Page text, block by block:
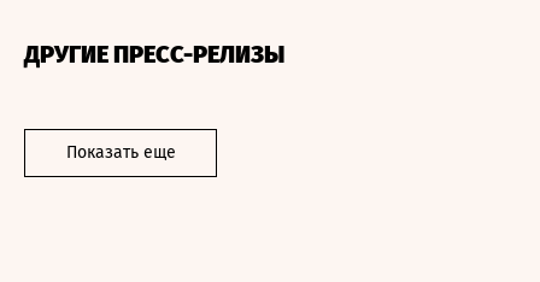
ДРУГИЕ ПРЕСС-РЕЛИЗЫ
Показать еще